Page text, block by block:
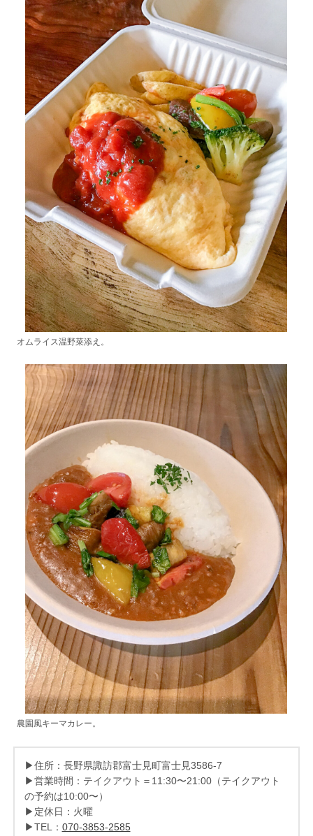
オムライス温野菜添え。
農園風キーマカレー。
▶住所：長野県諏訪郡富士見町富士見3586-7
▶営業時間：テイクアウト＝11:30〜21:00（テイクアウト
の予約は10:00〜）
▶定休日：火曜
▶TEL： 070-3853-2585